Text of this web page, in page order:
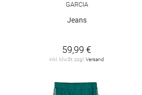
GARCIA
Jeans
59,99 €
inkl. MwSt. zzgl.Versand